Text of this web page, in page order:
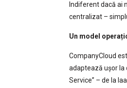
Indiferent dacă ai
centralizat –
Un model
CompanyCloud
adaptează ușor la
Service” – de la